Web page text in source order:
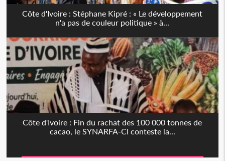
Côte d'Ivoire : Stéphane Kipré : « Le développement
n'a pas de couleur politique » à...
Côte d'Ivoire : Fin du rachat des 100 000 tonnes de
cacao, le SYNARFA-CI conteste la...